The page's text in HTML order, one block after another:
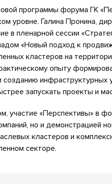
программы форума ГК
уровне. Галина Пронина,
в пленарной сессии
«Новый подход к
кластеров на
опыту
созданию
запускать проекты и
участие «Перспективы» в
но и демонстрацией
кластеров и
секторе.